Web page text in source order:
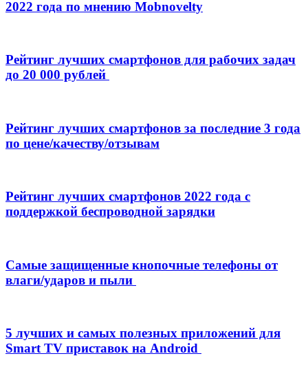
2022 года по мнению Mobnovelty
Рейтинг лучших смартфонов для рабочих задач
до 20 000 рублей
Рейтинг лучших смартфонов за последние 3 года
по цене/качеству/отзывам
Рейтинг лучших смартфонов 2022 года с
поддержкой беспроводной зарядки
Самые защищенные кнопочные телефоны от
влаги/ударов и пыли
5 лучших и самых полезных приложений для
Smart TV приставок на Android